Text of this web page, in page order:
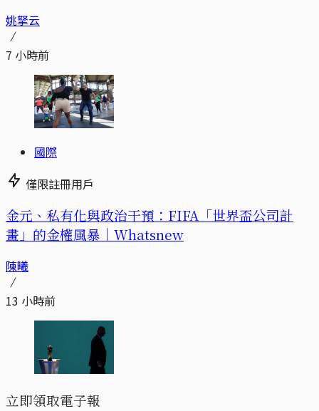
姚拏云
7 小時前
國際
僅限註冊用戶
金元、私有化與政治干預：FIFA「世界盃公司計
畫」的金權風暴｜Whatsnew
陳曦
13 小時前
立即領取電子報